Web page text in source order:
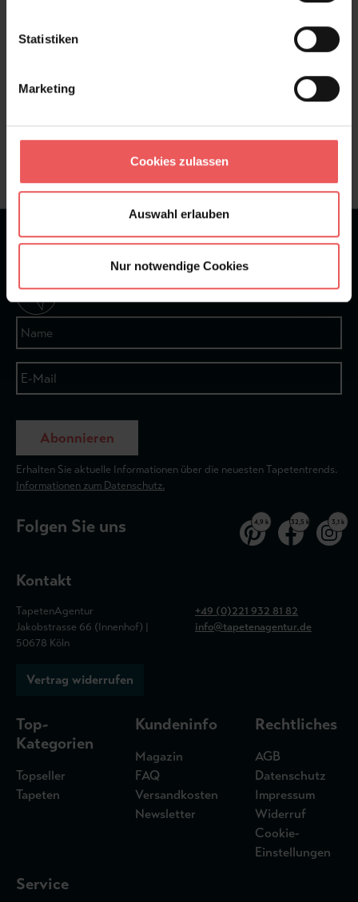
Statistiken
Marketing
Cookies zulassen
Auswahl erlauben
Nur notwendige Cookies
+49 (0)221 932 81 82
★★★★★Bei 1245 Bewertungen
Newsletter
Abonnieren
Erhalten Sie aktuelle Informationen über die neuesten Tapetentrends.
Informationen zum Datenschutz.
Folgen Sie uns 4,9 k 32,5 k 3,1 k
Kontakt
TapetenAgentur
Jakobstrasse 66 (Innenhof) |
50678 Köln
+49 (0)221 932 81 82
info@tapetenagentur.de
Vertrag widerrufen
Top-
Kategorien
Topseller
Tapeten
Kundeninfo
Magazin
FAQ
Versandkosten
Newsletter
Rechtliches
AGB
Datenschutz
Impressum
Widerruf
Cookie-
Einstellungen
Service